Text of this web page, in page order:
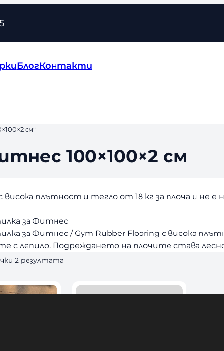
БлогКонтакти
см“
100×100×2 см
плътност и тегло от 18 кг за плоча и не е
за Фитнес
за Фитнес / Gym Rubber Flooring с висока
с лепило. Подреждането на плочите става
2 резултата